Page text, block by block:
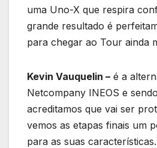
uma Uno-X que respira
grande resultado é
para chegar ao Tour ainda
Kevin Vauquelin – é a
Netcompany INEOS e
acreditamos que vai ser
vemos as etapas finais um
para as suas